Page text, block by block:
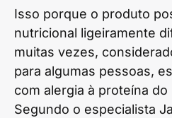
Isso porque o produto
nutricional ligeiramente
muitas vezes,
para algumas pessoas,
com alergia à proteína do
Segundo o especialista